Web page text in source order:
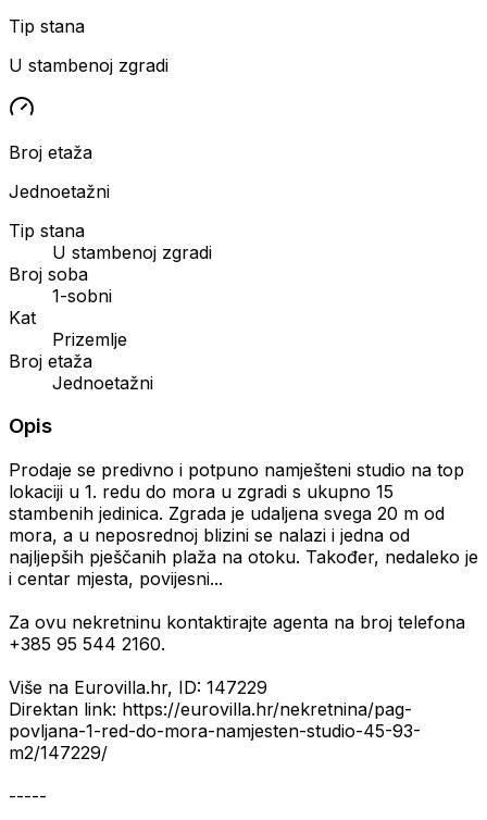
Tip stana
U stambenoj zgradi
Broj etaža
Jednoetažni
Tip stana
U stambenoj zgradi
Broj soba
1-sobni
Kat
Prizemlje
Broj etaža
Jednoetažni
Opis
Prodaje se predivno i potpuno namješteni studio na top
lokaciji u 1. redu do mora u zgradi s ukupno 15
stambenih jedinica. Zgrada je udaljena svega 20 m od
mora, a u neposrednoj blizini se nalazi i jedna od
najljepših pješčanih plaža na otoku. Također, nedaleko je
i centar mjesta, povijesni...
Za ovu nekretninu kontaktirajte agenta na broj telefona
+385 95 544 2160.
Više na Eurovilla.hr, ID: 147229
Direktan link: https://eurovilla.hr/nekretnina/pag-
povljana-1-red-do-mora-namjesten-studio-45-93-
m2/147229/
-----